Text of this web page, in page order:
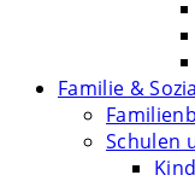
Familie &
Schulen